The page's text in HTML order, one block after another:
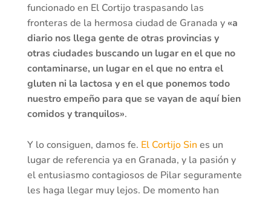
funcionado en El Cortijo traspasando las
fronteras de la hermosa ciudad de Granada y «a
diario nos llega gente de otras provincias y
otras ciudades buscando un lugar en el que no
contaminarse, un lugar en el que no entra el
gluten ni la lactosa y en el que ponemos todo
nuestro empeño para que se vayan de aquí bien
comidos y tranquilos».
Y lo consiguen, damos fe. El Cortijo Sin es un
lugar de referencia ya en Granada, y la pasión y
el entusiasmo contagiosos de Pilar seguramente
les haga llegar muy lejos. De momento han